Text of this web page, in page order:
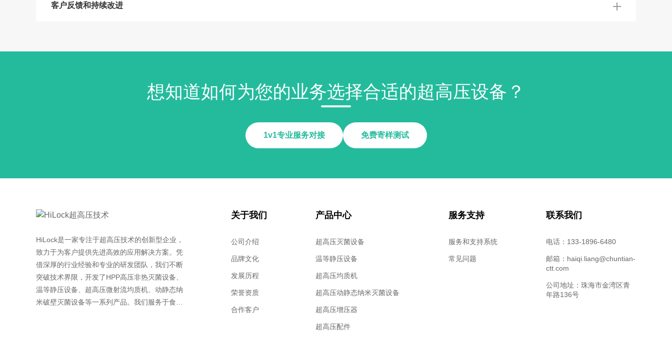
客户反馈和持续改进
想知道如何为您的业务选择合适的超高压设备？
1v1专业服务对接 免费寄样测试
HiLock是一家专注于超高压技术的创新型企业，
致力于为客户提供先进高效的应用解决方案。凭
借深厚的行业经验和专业的研发团队，我们不断
突破技术界限，开发了HPP高压非热灭菌设备、
温等静压设备、超高压微射流均质机、动静态纳
米破壁灭菌设备等一系列产品。我们服务于食
关于我们
公司介绍
品牌文化
发展历程
荣誉资质
合作客户
产品中心
超高压灭菌设备
温等静压设备
超高压均质机
超高压动静态纳米灭菌设备
超高压增压器
超高压配件
服务支持
服务和支持系统
常见问题
联系我们
电话：133-1896-6480
邮箱：haiqi.liang@chuntian-
ctt.com
公司地址：珠海市金湾区青
年路136号